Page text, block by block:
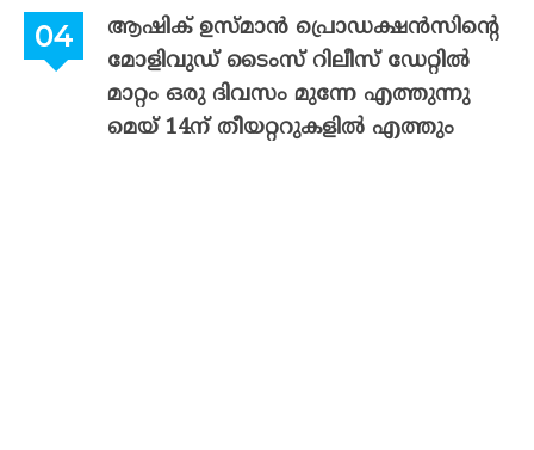
ആഷിക് ഉസ്മാൻ പ്രൊഡക്ഷൻസിന്റെ
മോളിവുഡ് ടൈംസ് റിലീസ് ഡേറ്റിൽ
മാറ്റം ഒരു ദിവസം മുന്നേ എത്തുന്നു
മെയ് 14ന് തീയറ്ററുകളിൽ എത്തും